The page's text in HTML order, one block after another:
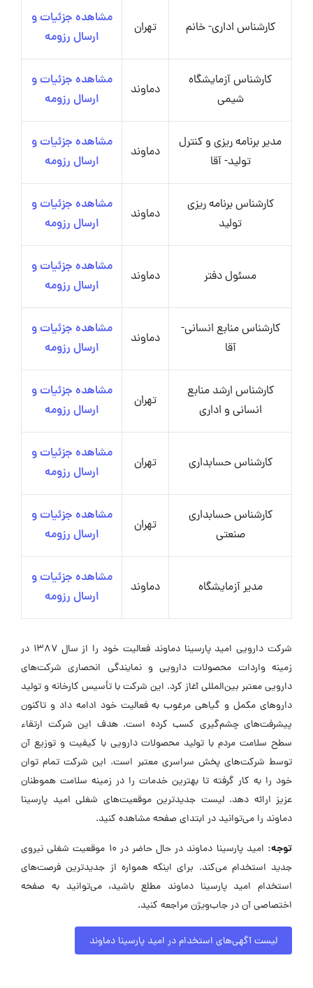
کارشناس اداری- خانم تهران
مشاهده جزئیات و
ارسال رزومه
کارشناس آزمایشگاه
شیمی
دماوند
مشاهده جزئیات و
ارسال رزومه
مدیر برنامه ریزی و کنترل
تولید- آقا
دماوند
مشاهده جزئیات و
ارسال رزومه
کارشناس برنامه ریزی
تولید
دماوند
مشاهده جزئیات و
ارسال رزومه
مسئول دفتر دماوند
مشاهده جزئیات و
ارسال رزومه
کارشناس منابع انسانی-
آقا
دماوند
مشاهده جزئیات و
ارسال رزومه
کارشناس ارشد منابع
انسانی و اداری
تهران
مشاهده جزئیات و
ارسال رزومه
کارشناس حسابداری تهران
مشاهده جزئیات و
ارسال رزومه
کارشناس حسابداری
صنعتی
تهران
مشاهده جزئیات و
ارسال رزومه
مدیر آزمایشگاه دماوند
مشاهده جزئیات و
ارسال رزومه
شرکت دارویی امید پارسینا دماوند فعالیت خود را از سال ۱۳۸۷ در
زمینه واردات محصولات دارویی و نمایندگی انحصاری شرکت‌های
دارویی معتبر بین‌المللی آغاز کرد. این شرکت با تأسیس کارخانه و تولید
داروهای مکمل و گیاهی مرغوب به فعالیت خود ادامه داد و تاکنون
پیشرفت‌های چشم‌گیری کسب کرده است. هدف این شرکت ارتقاء
سطح سلامت مردم با تولید محصولات دارویی با کیفیت و توزیع آن
توسط شرکت‌های پخش سراسری معتبر است. این شرکت تمام توان
خود را به کار گرفته تا بهترین خدمات را در زمینه سلامت هموطنان
عزیز ارائه دهد. لیست جدیدترین موقعیت‌های شغلی امید پارسینا
دماوند را می‌توانید در ابتدای صفحه مشاهده کنید.
توجه:
امید پارسینا دماوند در حال حاضر در ۱۰ موقعیت شغلی نیروی
جدید استخدام می‌کند. برای اینکه همواره از جدیدترین فرصت‌های
استخدام امید پارسینا دماوند مطلع باشید، می‌توانید به صفحه
اختصاصی آن در جاب‌ویژن مراجعه کنید.
لیست آگهی‌های استخدام در امید پارسینا دماوند